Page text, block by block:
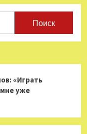
«Играть
уже